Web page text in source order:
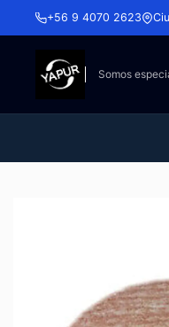
+56 9 4070 2623
Somos